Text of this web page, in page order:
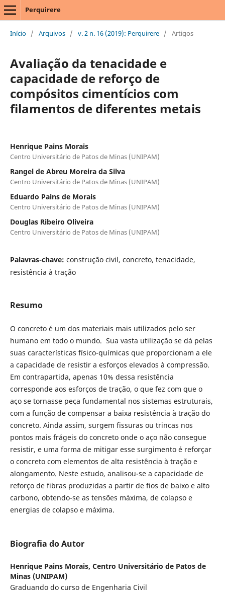
Perquirere
Início / Arquivos / v. 2 n. 16 (2019): Perquirere / Artigos
Avaliação da tenacidade e
capacidade de reforço de
compósitos cimentícios com
filamentos de diferentes metais
Henrique Pains Morais
Centro Universitário de Patos de Minas (UNIPAM)
Rangel de Abreu Moreira da Silva
Centro Universitário de Patos de Minas (UNIPAM)
Eduardo Pains de Morais
Centro Universitário de Patos de Minas (UNIPAM)
Douglas Ribeiro Oliveira
Centro Universitário de Patos de Minas (UNIPAM)
Palavras-chave: construção civil, concreto, tenacidade,
resistência à tração
Resumo
O concreto é um dos materiais mais utilizados pelo ser
humano em todo o mundo. Sua vasta utilização se dá pelas
suas características físico-químicas que proporcionam a ele
a capacidade de resistir a esforços elevados à compressão.
Em contrapartida, apenas 10% dessa resistência
corresponde aos esforços de tração, o que fez com que o
aço se tornasse peça fundamental nos sistemas estruturais,
com a função de compensar a baixa resistência à tração do
concreto. Ainda assim, surgem fissuras ou trincas nos
pontos mais frágeis do concreto onde o aço não consegue
resistir, e uma forma de mitigar esse surgimento é reforçar
o concreto com elementos de alta resistência à tração e
alongamento. Neste estudo, analisou-se a capacidade de
reforço de fibras produzidas a partir de fios de baixo e alto
carbono, obtendo-se as tensões máxima, de colapso e
energias de colapso e máxima.
Biografia do Autor
Henrique Pains Morais, Centro Universitário de Patos de
Minas (UNIPAM)
Graduando do curso de Engenharia Civil